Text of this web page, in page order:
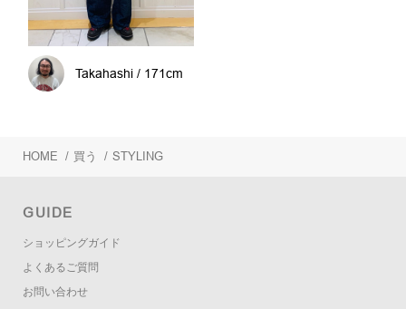
Takahashi / 171cm
HOME / 買う / STYLING
GUIDE
ショッピングガイド
よくあるご質問
お問い合わせ